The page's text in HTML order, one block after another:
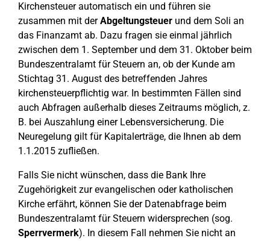
Kirchensteuer automatisch ein und führen sie
zusammen mit derAbgeltungsteuer und dem Soli an
das Finanzamt ab. Dazu fragen sie einmal jährlich
zwischen dem 1. September und dem 31. Oktober beim
Bundeszentralamt für Steuern an, ob der Kunde am
Stichtag 31. August des betreffenden Jahres
kirchensteuerpflichtig war. In bestimmten Fällen sind
auch Abfragen außerhalb dieses Zeitraums möglich, z.
B. bei Auszahlung einer Lebensversicherung. Die
Neuregelung gilt für Kapitalerträge, die Ihnen ab dem
1.1.2015 zufließen.
Falls Sie nicht wünschen, dass die Bank Ihre
Zugehörigkeit zur evangelischen oder katholischen
Kirche erfährt, können Sie der Datenabfrage beim
Bundeszentralamt für Steuern widersprechen (sog.
Sperrvermerk). In diesem Fall nehmen Sie nicht an